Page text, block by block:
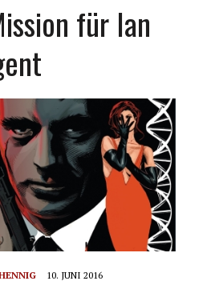
für Ian
10. JUNI 2016